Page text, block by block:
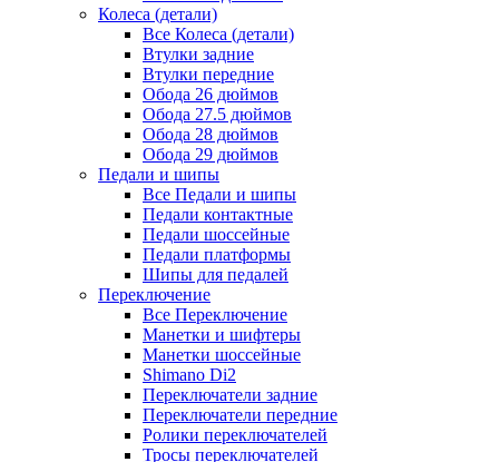
Колеса (детали)
Все Колеса (детали)
Втулки задние
Втулки передние
Обода 26 дюймов
Обода 27.5 дюймов
Обода 28 дюймов
Обода 29 дюймов
Педали и шипы
Все Педали и шипы
Педали контактные
Педали шоссейные
Педали платформы
Шипы для педалей
Переключение
Все Переключение
Манетки и шифтеры
Манетки шоссейные
Shimano Di2
Переключатели задние
Переключатели передние
Ролики переключателей
Тросы переключателей